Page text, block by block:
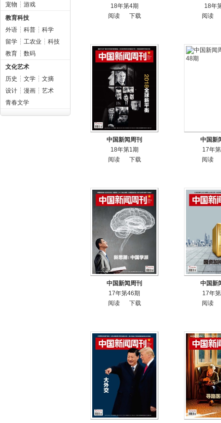
宠物 ┆ 游戏
教育科技
外语 ┆ 科普 ┆ 科学
留学 ┆ 工农业 ┆ 科技
教育 ┆ 数码
文化艺术
历史 ┆ 文学 ┆ 文摘
设计 ┆ 漫画 ┆ 艺术
青春文学
18年第4期
阅读
下载
18年
阅读
中国新闻周刊
18年第1期
阅读
下载
中国新
17年
阅读
中国新闻周刊
17年第46期
阅读
下载
中国新
17年
阅读